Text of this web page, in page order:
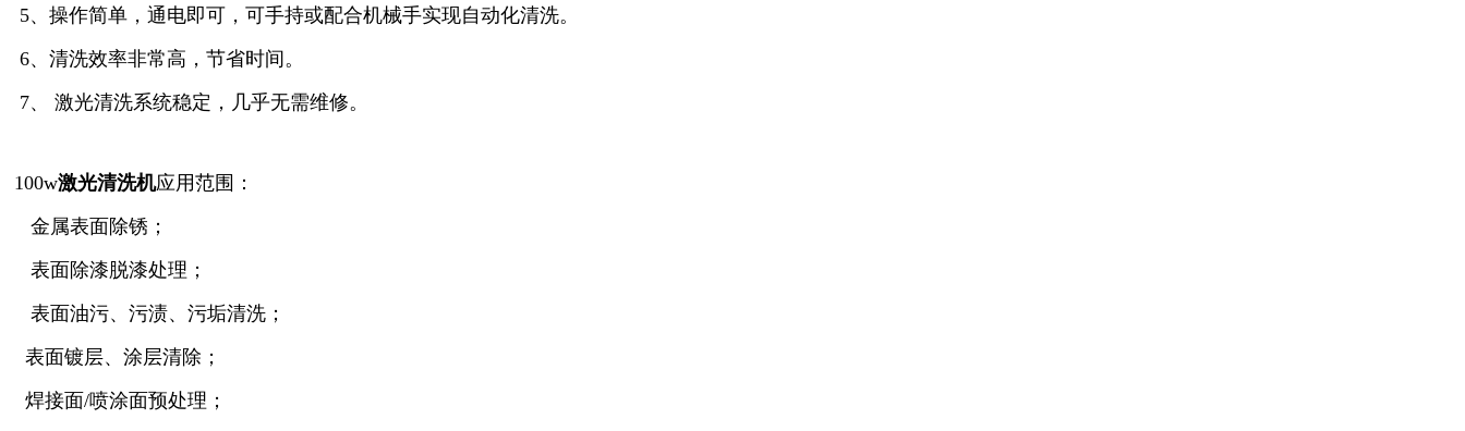
5、操作简单，通电即可，可手持或配合机械手实现自动化清洗。
6、清洗效率非常高，节省时间。
7、 激光清洗系统稳定，几乎无需维修。
100w激光清洗机应用范围：
金属表面除锈；
表面除漆脱漆处理；
表面油污、污渍、污垢清洗；
表面镀层、涂层清除；
焊接面/喷涂面预处理；